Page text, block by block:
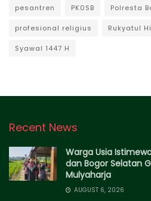
pesantren PK0SB Polresta
profesional religius Rukyatul
Syawal 1447 H
Recent News
Warga Usia
dan Bogor Selatan
Mulyaharja
AUGUST 6, 2026